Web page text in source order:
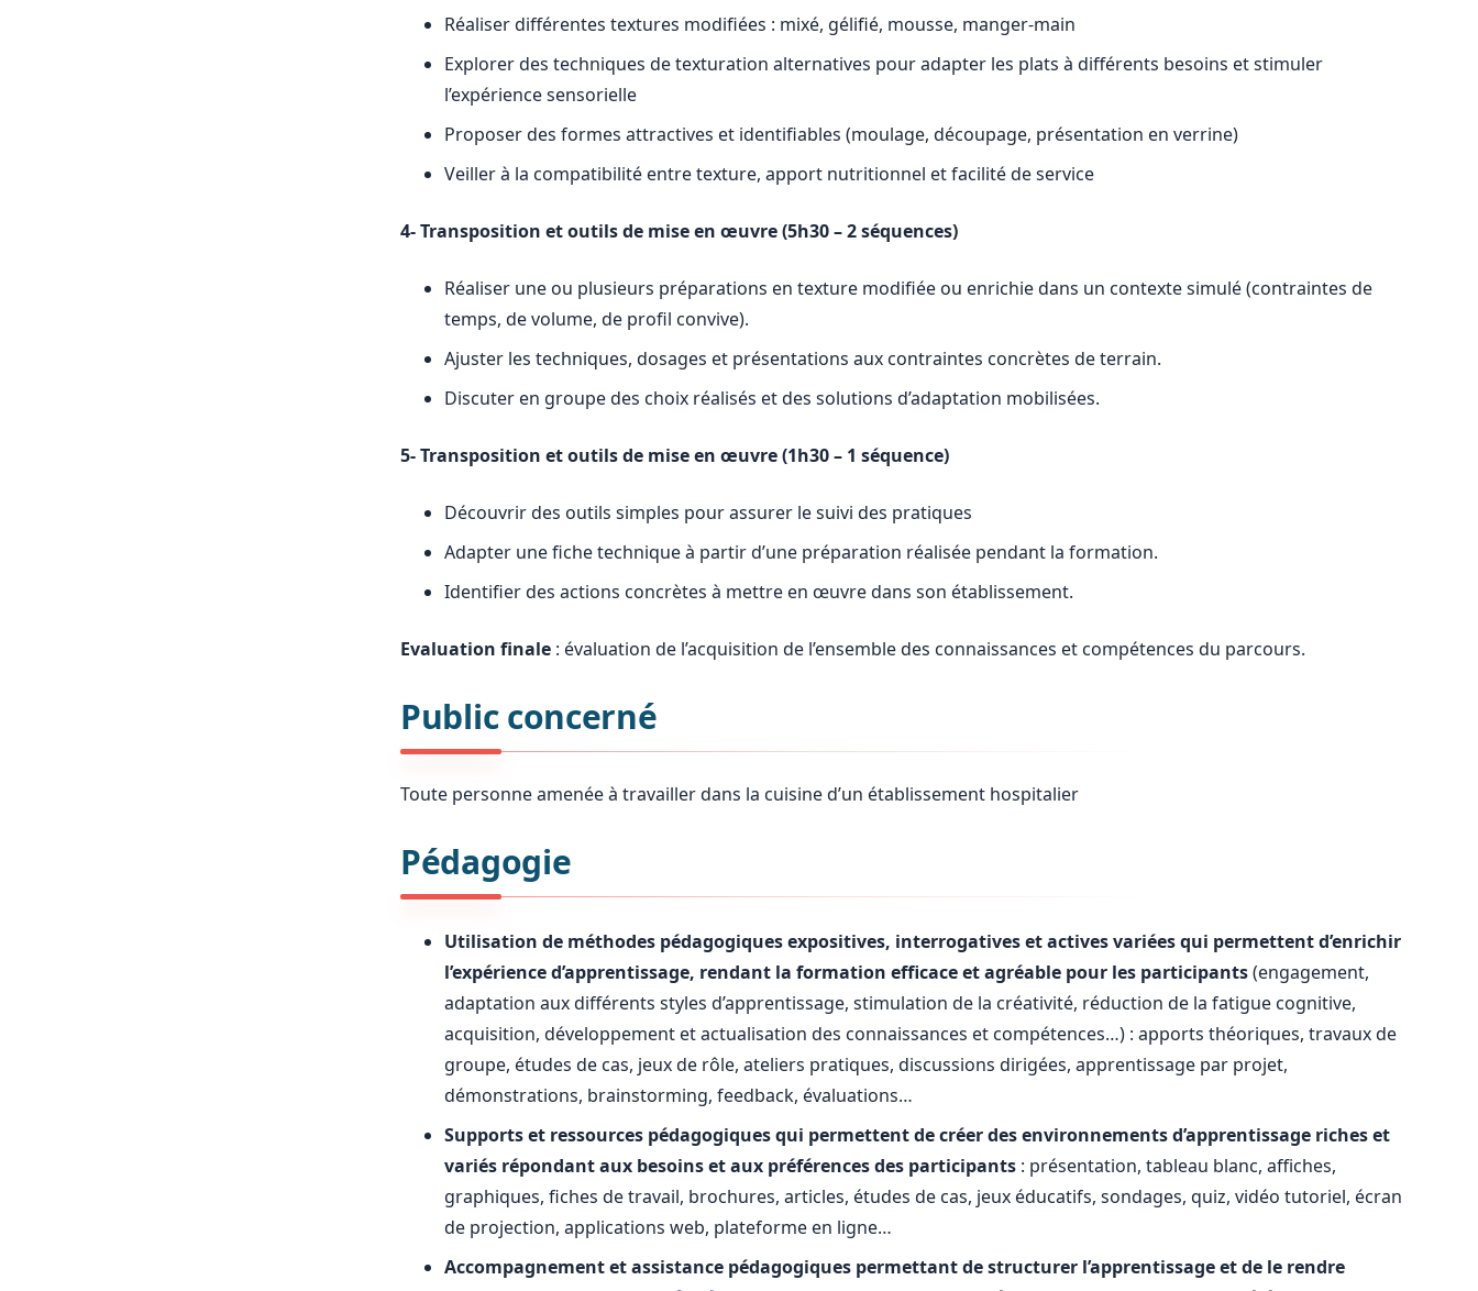
Réaliser différentes textures modifiées : mixé, gélifié, mousse, manger-main
Explorer des techniques de texturation alternatives pour adapter les plats à différents besoins et stimuler
l’expérience sensorielle
Proposer des formes attractives et identifiables (moulage, découpage, présentation en verrine)
Veiller à la compatibilité entre texture, apport nutritionnel et facilité de service
4- Transposition et outils de mise en œuvre (5h30 – 2 séquences)
Réaliser une ou plusieurs préparations en texture modifiée ou enrichie dans un contexte simulé (contraintes de
temps, de volume, de profil convive).
Ajuster les techniques, dosages et présentations aux contraintes concrètes de terrain.
Discuter en groupe des choix réalisés et des solutions d’adaptation mobilisées.
5- Transposition et outils de mise en œuvre (1h30 – 1 séquence)
Découvrir des outils simples pour assurer le suivi des pratiques
Adapter une fiche technique à partir d’une préparation réalisée pendant la formation.
Identifier des actions concrètes à mettre en œuvre dans son établissement.
Evaluation finale : évaluation de l’acquisition de l’ensemble des connaissances et compétences du parcours.
Public concerné
Toute personne amenée à travailler dans la cuisine d’un établissement hospitalier
Pédagogie
Utilisation de méthodes pédagogiques expositives, interrogatives et actives variées qui permettent d’enrichir
l’expérience d’apprentissage, rendant la formation efficace et agréable pour les participants(engagement,
adaptation aux différents styles d’apprentissage, stimulation de la créativité, réduction de la fatigue cognitive,
acquisition, développement et actualisation des connaissances et compétences…) : apports théoriques, travaux de
groupe, études de cas, jeux de rôle, ateliers pratiques, discussions dirigées, apprentissage par projet,
démonstrations, brainstorming, feedback, évaluations…
Supports et ressources pédagogiques qui permettent de créer des environnements d’apprentissage riches et
variés répondant aux besoins et aux préférences des participants : présentation, tableau blanc, affiches,
graphiques, fiches de travail, brochures, articles, études de cas, jeux éducatifs, sondages, quiz, vidéo tutoriel, écran
de projection, applications web, plateforme en ligne…
Accompagnement et assistance pédagogiques permettant de structurer l’apprentissage et de le rendre